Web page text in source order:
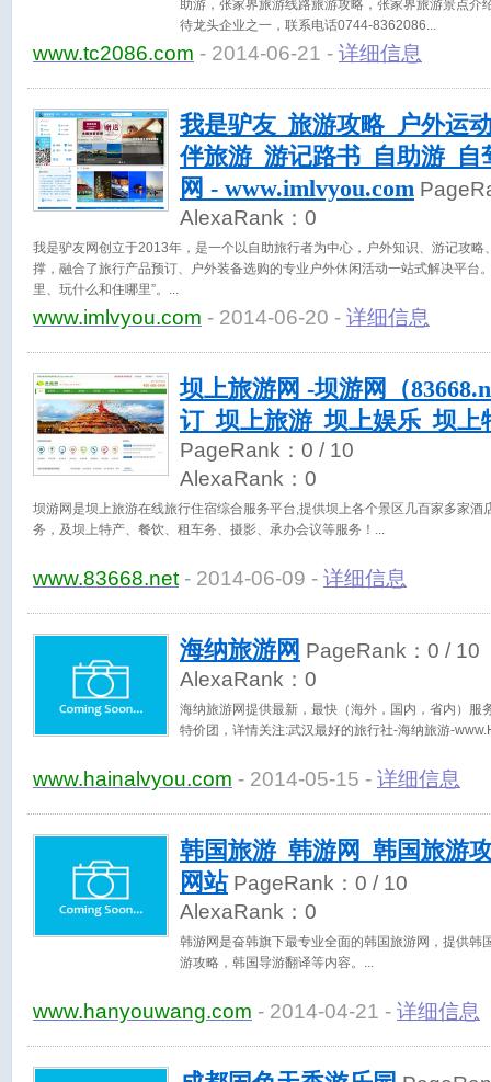
助游，张家界旅游线路旅游攻略，张家界旅游景点介
待龙头企业之一，联系电话0744-8362086
www.tc2086.com - 2014-06-21 - 详细信息
我是驴友_旅游攻略_户外运
伴旅游_游记路书_自助游_
网 - www.imlvyou.com
AlexaRank： 0
我是驴友网创立于2013年，是一个以自助旅行者为中心，户外知识、游记攻略
撑，融合了旅行产品预订、户外装备选购的专业户外休闲活动一站式解决平台
里、玩什么和住哪里”。
www.imlvyou.com - 2014-06-20 - 详细信息
坝上旅游网 -坝游网（
订_坝上旅游_坝上娱乐_坝上
PageRank： 0 / 10
AlexaRank： 0
坝游网是坝上旅游在线旅行住宿综合服务平台,提供坝上各个景区几百家多家酒
务，及坝上特产、餐饮、租车务、摄影、承办会议等服务！
www.83668.net- 2014-06-09 - 详细信息
海纳旅游网 PageRank： 0 / 10
AlexaRank： 0
海纳旅游网提供最新，最快（海外，国内，省内）服
特价团，详情关注:武汉最好的旅行社-海纳旅游-
www.hainalvyou.com - 2014-05-15 - 详细信息
韩国旅游_韩游网_韩国旅游
网站PageRank： 0 / 10
AlexaRank： 0
韩游网是奋韩旗下最专业全面的韩国旅游网，提供韩
游攻略，韩国导游翻译等内容。
www.hanyouwang.com - 2014-04-21 - 详细信息